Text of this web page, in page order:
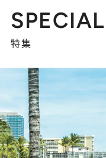
SPECIAL
特集